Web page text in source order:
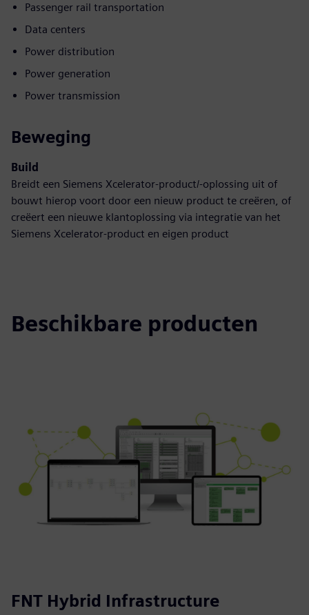
Passenger rail transportation
Data centers
Power distribution
Power generation
Power transmission
Beweging
Build
Breidt een Siemens Xcelerator-product/-oplossing uit of
bouwt hierop voort door een nieuw product te creëren, of
creëert een nieuwe klantoplossing via integratie van het
Siemens Xcelerator-product en eigen product
Beschikbare producten
FNT Hybrid Infrastructure